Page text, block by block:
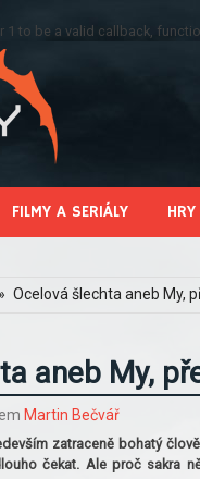
1 to be a valid callback,
FILMY A SERIÁLY HRY
Ocelová šlechta aneb My,
aneb My,
Martin Bečvář
zatraceně bohatý
čekat. Ale proč sakra